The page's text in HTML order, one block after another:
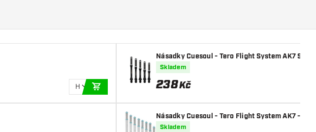
H
Násadky Cuesoul - Tero Flight System AK7 Slim
Skladem
238Kč
Násadky Cuesoul - Tero Flight System AK7 - Ice
Skladem